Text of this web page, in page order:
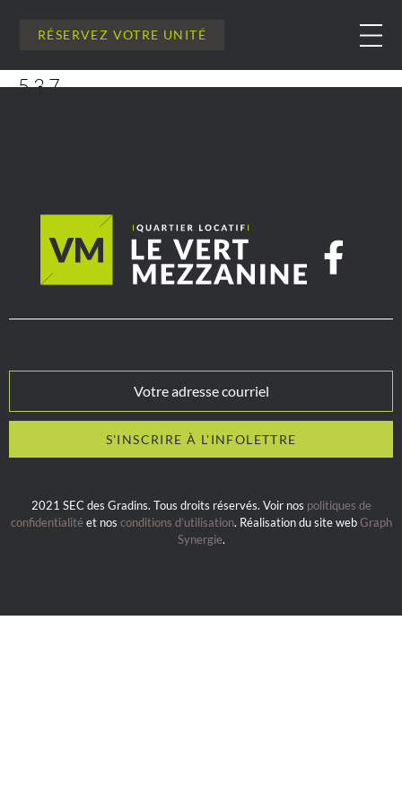
RÉSERVEZ VOTRE UNITÉ
537
2021 SEC des Gradins. Tous droits réservés. Voir nos politiques de
confidentialité et nos conditions d’utilisation. Réalisation du site webGraph
Synergie.